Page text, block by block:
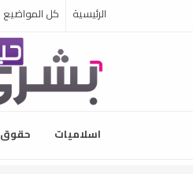
الرئيسية كل المواضيع
اسلاميات حقوق